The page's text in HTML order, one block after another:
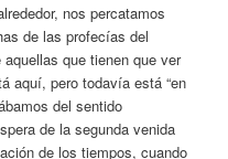
nos percatamos
de las profecías del
que tienen que ver
aquí, pero todavía está “en
del sentido
de la segunda venida
de los tiempos, cuando